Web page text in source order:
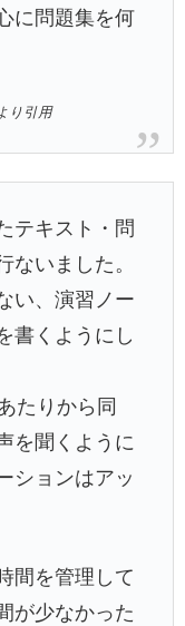
に問題集を何
り引用
テキスト・問
ないました。
い、演習ノー
書くようにし
たりから同
を聞くように
ションはアッ
間を管理して
が少なかった